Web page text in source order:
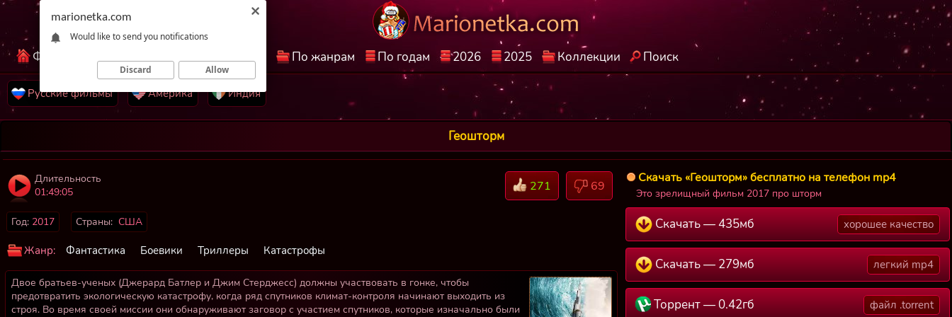
Фильмы КиноНетка Лучшие фильмы По жанрам По годам 2026 2025 Коллекции Поиск
Русские фильмы Америка Индия
Геошторм
Длительность
01:49:05
271 69
Год: 2017 Страны: США
Жанр: Фантастика Боевики Триллеры Катастрофы
Двое братьев-ученых (Джерард Батлер и Джим Стерджесс) должны участвовать в гонке, чтобы
предотвратить экологическую катастрофу, когда ряд спутников климат-контроля начинают выходить из
строя. Во время своей миссии они обнаруживают заговор с участием спутников, которые изначально были
Скачать «Геошторм» бесплатно на телефон mp4
Это зрелищный фильм 2017 про шторм
Скачать — 435мб хорошее качество
Скачать — 279мб легкий mp4
Торрент — 0.42гб файл .torrent
marionetka.com
Would like to send you notifications
Discard Allow